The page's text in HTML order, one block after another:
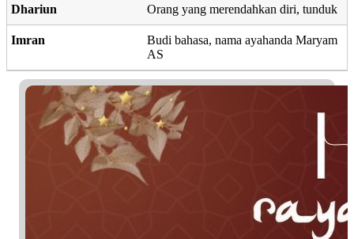
Dhariun Orang yang merendahkan diri, tunduk
Imran
Budi bahasa, nama ayahanda Maryam
AS